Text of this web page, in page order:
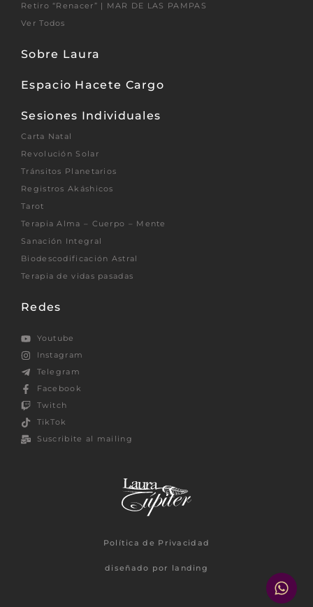
Retiro “Renacer” | MAR DE LAS PAMPAS
Ver Todos
Sobre Laura
Espacio Hacete Cargo
Sesiones Individuales
Carta Natal
Revolución Solar
Tránsitos Planetarios
Registros Akáshicos
Tarot
Terapia Alma – Cuerpo – Mente
Sanación Integral
Biodescodificación Astral
Terapia de vidas pasadas
Redes
Youtube
Instagram
Telegram
Facebook
Twitch
TikTok
Suscribite al mailing
Política de Privacidad
diseñado por landing